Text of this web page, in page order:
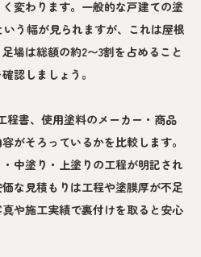
変わります。一般的な戸建ての塗
う幅が見られますが、これは屋根
場は総額の約2〜3割を占めること
認しましょう。
程書、使用塗料のメーカー・商品
がそろっているかを比較します。
中塗り・上塗りの工程が明記され
な見積もりは工程や塗膜厚が不足
や施工実績で裏付けを取ると安心